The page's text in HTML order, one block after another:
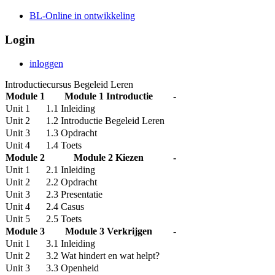
BL-Online in ontwikkeling
Login
inloggen
Introductiecursus Begeleid Leren
Module 1
Module 1 Introductie
-
Unit 1
1.1 Inleiding
Unit 2
1.2 Introductie Begeleid Leren
Unit 3
1.3 Opdracht
Unit 4
1.4 Toets
Module 2
Module 2 Kiezen
-
Unit 1
2.1 Inleiding
Unit 2
2.2 Opdracht
Unit 3
2.3 Presentatie
Unit 4
2.4 Casus
Unit 5
2.5 Toets
Module 3
Module 3 Verkrijgen
-
Unit 1
3.1 Inleiding
Unit 2
3.2 Wat hindert en wat helpt?
Unit 3
3.3 Openheid